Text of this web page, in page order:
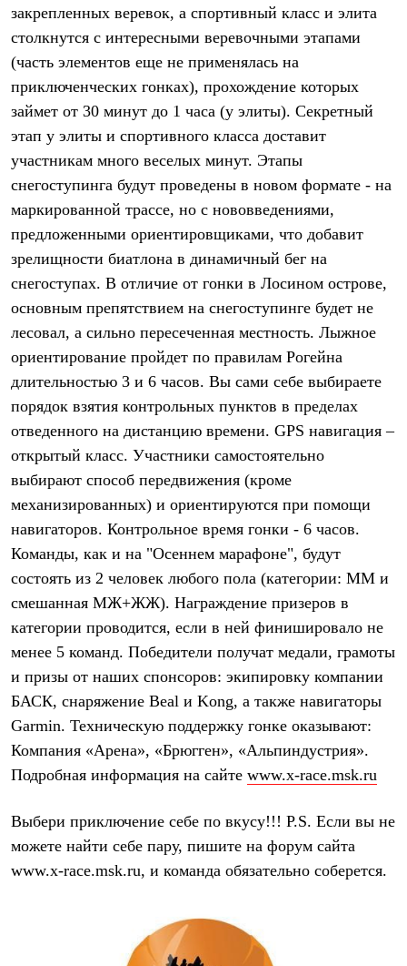
Утепленная синтетикой
Куртки
Брюки
Штормовая одежда
Софтшелл одежда
Куртки
Лёгкая одежда
Рубашки
Футболки
Толстовки
Брюки
Термобелье
Теплое термобелье
Среднее термобелье
Легкое термобелье
Флисовая одежда
Брюки
Детская одежда
Комбинезоны
Куртки
Утепленная синтетикой
Комбинезоны
Куртки
Лёгкая одежда
Футболки
Толстовки
Брюки
Софтшелл одежда
Куртки
Брюки
Комбинезоны
Термобелье
Комплект термобелья
Снаряжение
Палатки и тенты
Палатки
Тенты
Рюкзаки
Экспедиционные
Легкоходные
Альпинистские
закрепленных веревок, а спортивный класс и элита
столкнутся с интересными веревочными этапами
(часть элементов еще не применялась на
приключенческих гонках), прохождение которых
займет от 30 минут до 1 часа (у элиты). Секретный
этап у элиты и спортивного класса доставит
участникам много веселых минут. Этапы
снегоступинга будут проведены в новом формате - на
маркированной трассе, но с нововведениями,
предложенными ориентировщиками, что добавит
зрелищности биатлона в динамичный бег на
снегоступах. В отличие от гонки в Лосином острове,
основным препятствием на снегоступинге будет не
лесовал, а сильно пересеченная местность. Лыжное
ориентирование пройдет по правилам Рогейна
длительностью 3 и 6 часов. Вы сами себе выбираете
порядок взятия контрольных пунктов в пределах
отведенного на дистанцию времени. GPS навигация –
открытый класс. Участники самостоятельно
выбирают способ передвижения (кроме
механизированных) и ориентируются при помощи
навигаторов. Контрольное время гонки - 6 часов.
Команды, как и на "Осеннем марафоне", будут
состоять из 2 человек любого пола (категории: ММ и
смешанная МЖ+ЖЖ). Награждение призеров в
категории проводится, если в ней финишировало не
менее 5 команд. Победители получат медали, грамоты
и призы от наших спонсоров: экипировку компании
БАСК, снаряжение Beal и Kong, а также навигаторы
Garmin. Техническую поддержку гонке оказывают:
Компания «Арена», «Брюгген», «Альпиндустрия».
Подробная информация на сайте www.x-race.msk.ru
Выбери приключение себе по вкусу!!! P.S. Если вы не
можете найти себе пару, пишите на форум сайта
www.x-race.msk.ru, и команда обязательно соберется.